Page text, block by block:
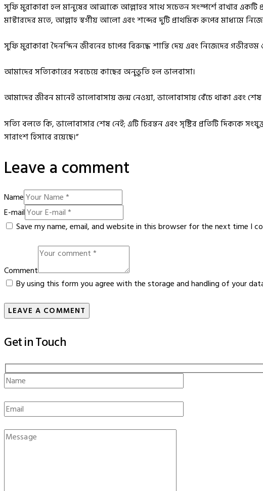
সুফি মুরাকাবা হল মানুষের আত্মাকে আল্লাহর সাথে সচেতন সংস্পর্শে রাখার একটি
মাস্টারদের মতে, আল্লাহ স্বর্গীয় আলো এবং শব্দের দুটি প্রাথমিক রূপের মাধ্যমে
সুফি মুরাকাবা দৈনন্দিন জীবনের চাপের বিরুদ্ধে শান্তি দেয় এবং নিজেদের
আমাদের সত্যিকারের সবচেয়ে কাছের অনুভূতি হল ভালবাসা।
আমাদের জীবন মানেই ভালোবাসায় জন্ম নেওয়া, ভালোবাসায় বেঁচে থাকা এবং শেষ
সত্যি বলতে কি, ভালোবাসার শেষ নেই; এটি চিরন্তন এবং সৃষ্টির প্রতিটি দিককে
সারাংশ হিসাবে রয়েছে।”
Leave a comment
Name
E-mail
Save my name, email, and website in this browser for the next time I
Comment
By using this form you agree with the storage and handling of your
Get in Touch